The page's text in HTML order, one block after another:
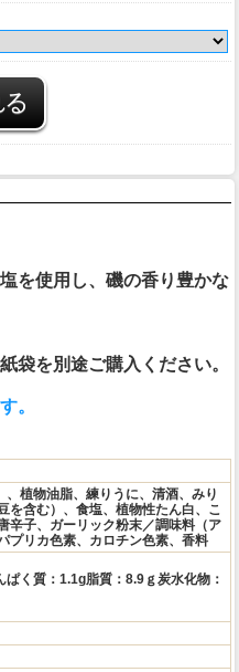
を使用し、磯の香り豊かな
袋を別途ご購入ください。
。
、植物油脂、練りうに、清酒、みり
を含む）、食塩、植物性たん白、こ
辛子、ガーリック粉末／調味料（ア
プリカ色素、カロチン色素、香料
く質：1.1g脂質：8.9ｇ炭水化物：